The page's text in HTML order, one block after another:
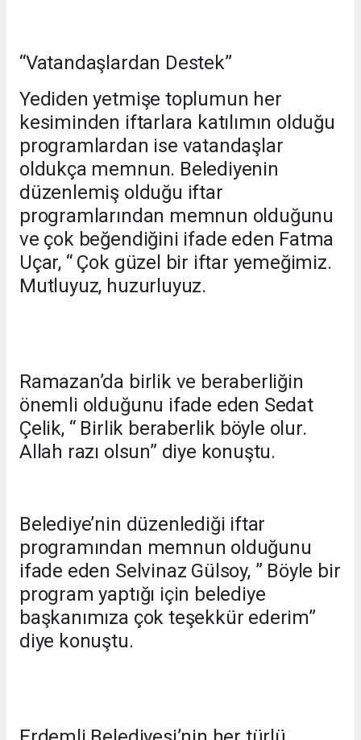
“Vatandaşlardan Destek”
Yediden yetmişe toplumun her
kesiminden iftarlara katılımın olduğu
programlardan ise vatandaşlar
oldukça memnun. Belediyenin
düzenlemiş olduğu iftar
programlarından memnun olduğunu
ve çok beğendiğini ifade eden Fatma
Uçar, “ Çok güzel bir iftar yemeğimiz.
Mutluyuz, huzurluyuz.
Ramazan’da birlik ve beraberliğin
önemli olduğunu ifade eden Sedat
Çelik, “ Birlik beraberlik böyle olur.
Allah razı olsun” diye konuştu.
Belediye’nin düzenlediği iftar
programından memnun olduğunu
ifade eden Selvinaz Gülsoy, ” Böyle bir
program yaptığı için belediye
başkanımıza çok teşekkür ederim”
diye konuştu.